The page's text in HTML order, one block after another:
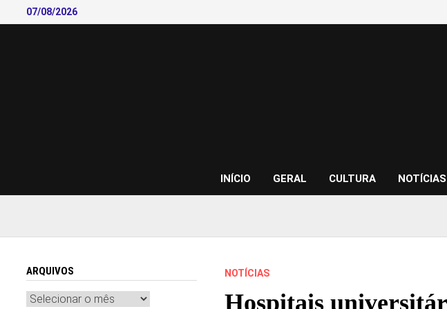
to
07/08/2026
INÍCIO GERAL CULTURA NOTÍCIAS
NOTÍCIAS
Hospitais
ARQUIVOS
Arquivos